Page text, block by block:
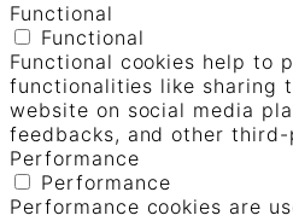
Functional
Functional
Functional cookies help to
functionalities like sharing
website on social media
feedbacks, and other
Performance
Performance
Performance cookies are